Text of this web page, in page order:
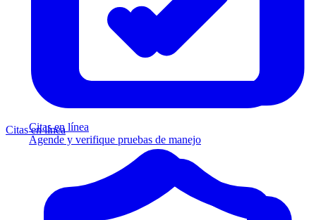
Citas en línea
Agende y verifique pruebas de manejo
Citas en línea